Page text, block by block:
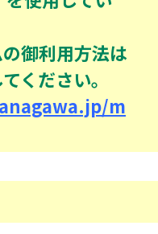
御利用方法は
ください。
m